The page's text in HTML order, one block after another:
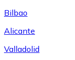
Bilbao
Alicante
Valladolid